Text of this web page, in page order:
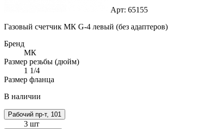
Арт: 65155
Газовый счетчик МК G-4 левый (без адаптеров)
Бренд
МК
Размер резьбы (дюйм)
1 1/4
Размер фланца
В наличии
Рабочий пр-т, 101
3 шт